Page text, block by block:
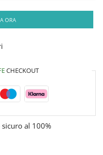
ORA
CHECKOUT
sicuro al 100%